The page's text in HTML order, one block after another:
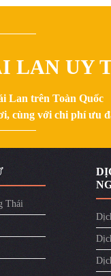
LAN UY
Lan trên Toàn Quốc
cùng với chi phí ưu
Thái